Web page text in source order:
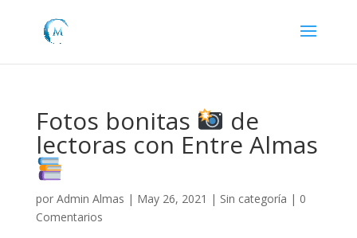
Fotos bonitas de
lectoras con Entre Almas
por Admin Almas | May 26, 2021 | Sin categoría | 0
Comentarios